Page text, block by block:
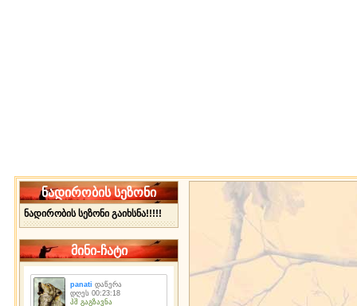
ნადირობის სეზონი
ნადირობის სეზონი გაიხსნა!!!!!
მინი-ჩატი